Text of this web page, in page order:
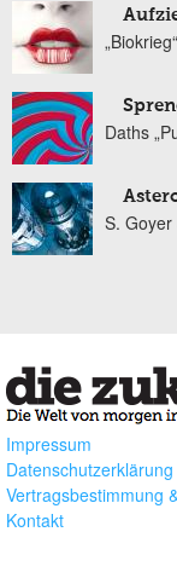
„Biokrieg“
Daths
S.
Impressum
Datenschutzerklärung
Vertragsbestimmung
Kontakt